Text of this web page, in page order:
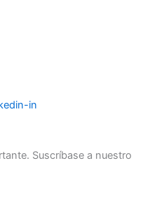
in
Suscríbase a nuestro